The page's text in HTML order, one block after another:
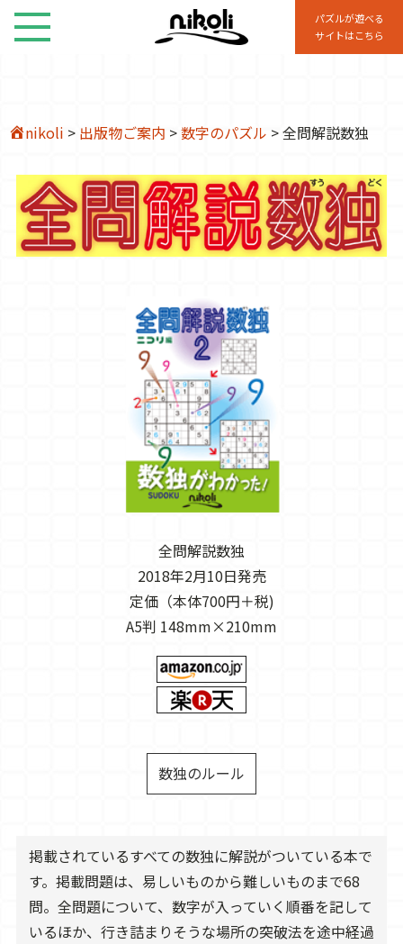
パズルが遊べる
サイトはこちら
nikoli > 出版物ご案内 >数字のパズル >全問解説数独
全問解説数独
2018年2月10日発売
定価（本体700円＋税)
A5判 148mm×210mm
数独のルール
掲載されているすべての数独に解説がついている本で
す。掲載問題は、易しいものから難しいものまで68
問。全問題について、数字が入っていく順番を記して
いるほか、行き詰まりそうな場所の突破法を途中経過